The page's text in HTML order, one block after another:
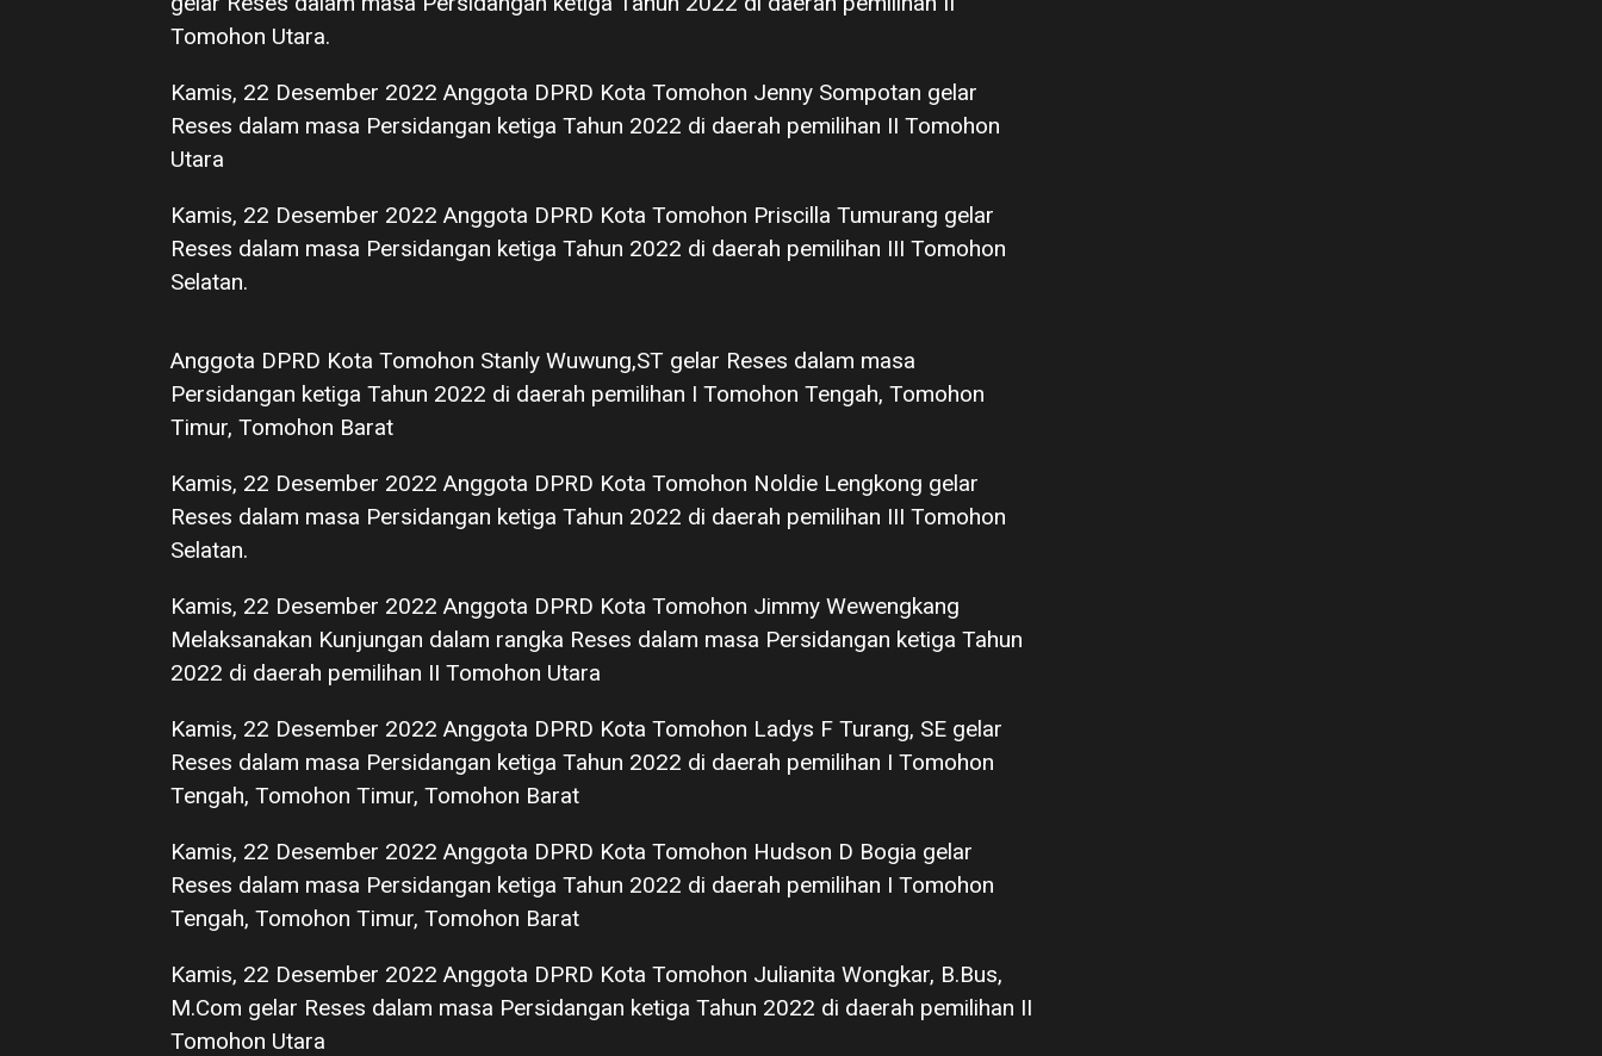
Tomohon Utara.
Kamis, 22 Desember 2022 Anggota DPRD Kota Tomohon Jenny Sompotan gelar
Reses dalam masa Persidangan ketiga Tahun 2022 di daerah pemilihan II Tomohon
Utara
Kamis, 22 Desember 2022 Anggota DPRD Kota Tomohon Priscilla Tumurang gelar
Reses dalam masa Persidangan ketiga Tahun 2022 di daerah pemilihan III Tomohon
Selatan.
Anggota DPRD Kota Tomohon Stanly Wuwung,ST gelar Reses dalam masa
Persidangan ketiga Tahun 2022 di daerah pemilihan I Tomohon Tengah, Tomohon
Timur, Tomohon Barat
Kamis, 22 Desember 2022 Anggota DPRD Kota Tomohon Noldie Lengkong gelar
Reses dalam masa Persidangan ketiga Tahun 2022 di daerah pemilihan III Tomohon
Selatan.
Kamis, 22 Desember 2022 Anggota DPRD Kota Tomohon Jimmy Wewengkang
Melaksanakan Kunjungan dalam rangka Reses dalam masa Persidangan ketiga Tahun
2022 di daerah pemilihan II Tomohon Utara
Kamis, 22 Desember 2022 Anggota DPRD Kota Tomohon Ladys F Turang, SE gelar
Reses dalam masa Persidangan ketiga Tahun 2022 di daerah pemilihan I Tomohon
Tengah, Tomohon Timur, Tomohon Barat
Kamis, 22 Desember 2022 Anggota DPRD Kota Tomohon Hudson D Bogia gelar
Reses dalam masa Persidangan ketiga Tahun 2022 di daerah pemilihan I Tomohon
Tengah, Tomohon Timur, Tomohon Barat
Kamis, 22 Desember 2022 Anggota DPRD Kota Tomohon Julianita Wongkar, B.Bus,
M.Com gelar Reses dalam masa Persidangan ketiga Tahun 2022 di daerah pemilihan II
Tomohon Utara